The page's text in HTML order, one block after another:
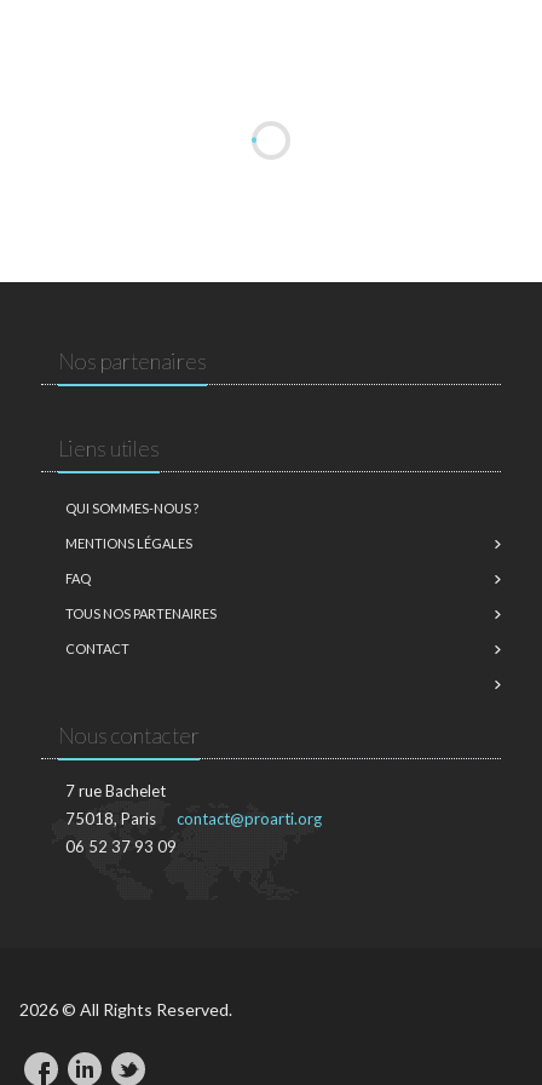
Nos partenaires
Liens utiles
QUI SOMMES-NOUS ?
MENTIONS LÉGALES
FAQ
TOUS NOS PARTENAIRES
CONTACT
Nous contacter
7 rue Bachelet
75018, Paris
06 52 37 93 09
contact@proarti.org
2026 © All Rights Reserved.